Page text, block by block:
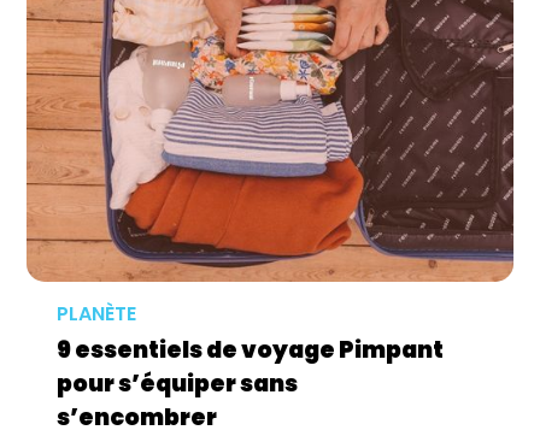
PLANÈTE
9 essentiels de voyage Pimpant
pour s’équiper sans
s’encombrer